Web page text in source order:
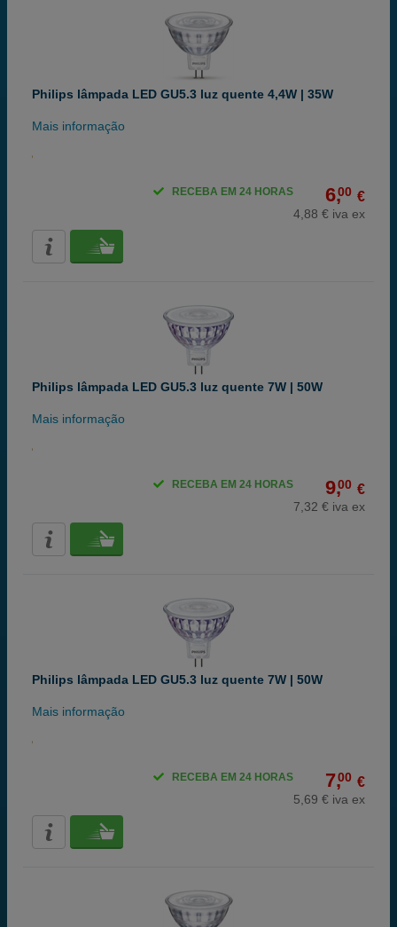
Philips lâmpada LED GU5.3 luz quente 4,4W | 35W
Mais informação
6,00 €
4,88 € iva ex
RECEBA EM 24 HORAS
Philips lâmpada LED GU5.3 luz quente 7W | 50W
Mais informação
9,00 €
7,32 € iva ex
RECEBA EM 24 HORAS
Philips lâmpada LED GU5.3 luz quente 7W | 50W
Mais informação
7,00 €
5,69 € iva ex
RECEBA EM 24 HORAS